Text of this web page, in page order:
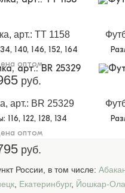
арт.: TT 1158
140, 146, 152, 164
оптом
руб.
арт.: BR 25329
: 116, 122, 128, 134
оптом
руб.
России, в том числе:
Екатеринбург, Йошкар-Ола